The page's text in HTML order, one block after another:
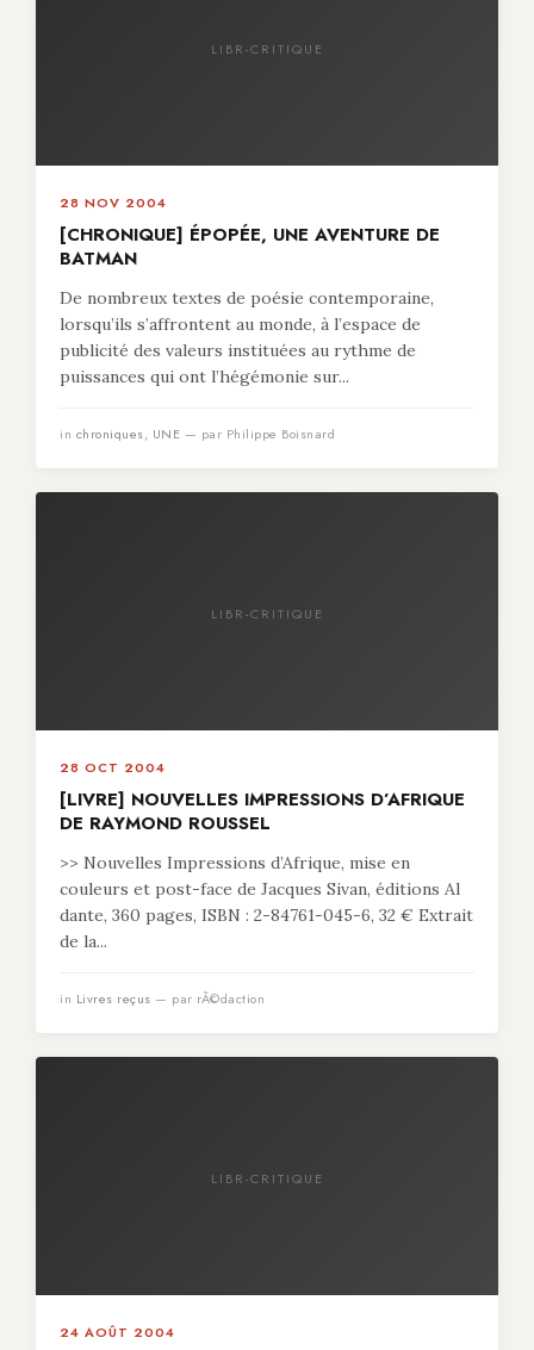
LIBR-CRITIQUE
28 NOV 2004
[CHRONIQUE] ÉPOPÉE, UNE AVENTURE DE
BATMAN
De nombreux textes de poésie contemporaine,
lorsqu’ils s’affrontent au monde, à l’espace de
publicité des valeurs instituées au rythme de
puissances qui ont l’hégémonie sur...
in chroniques, UNE — par Philippe Boisnard
LIBR-CRITIQUE
28 OCT 2004
[LIVRE] NOUVELLES IMPRESSIONS D’AFRIQUE
DE RAYMOND ROUSSEL
>> Nouvelles Impressions d’Afrique, mise en
couleurs et post-face de Jacques Sivan, éditions Al
dante, 360 pages, ISBN : 2-84761-045-6, 32 € Extrait
de la...
in Livres reçus — par rÃ©daction
LIBR-CRITIQUE
24 AOÛT 2004